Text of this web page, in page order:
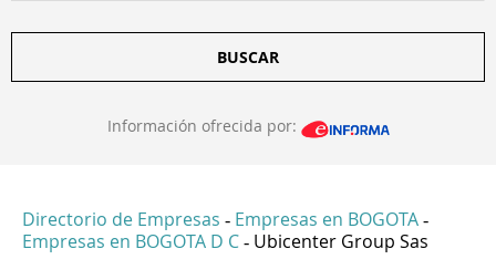
BUSCAR
Información ofrecida por:
Directorio de Empresas - Empresas en BOGOTA -
Empresas en BOGOTA D C - Ubicenter Group Sas